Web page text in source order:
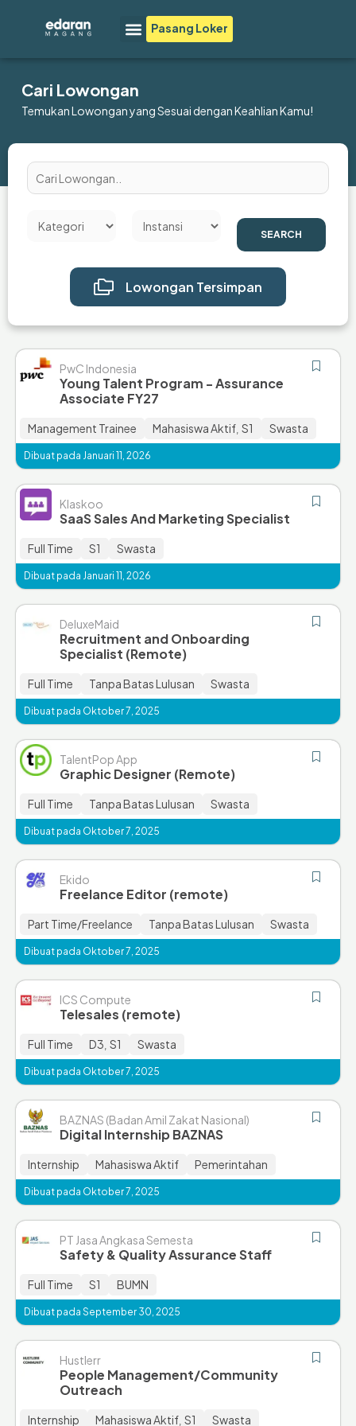
Menu
Pasang Loker
Cari Lowongan
Temukan Lowongan yang Sesuai dengan Keahlian Kamu!
SEARCH
Lowongan Tersimpan
PwC Indonesia
Young Talent Program - Assurance
Associate FY27
Management Trainee Mahasiswa Aktif S1 Swasta
Dibuat pada Januari 11, 2026
Klaskoo
SaaS Sales And Marketing Specialist
Full Time S1 Swasta
Dibuat pada Januari 11, 2026
DeluxeMaid
Recruitment and Onboarding
Specialist (Remote)
Full Time Tanpa Batas Lulusan Swasta
Dibuat pada Oktober 7, 2025
TalentPop App
Graphic Designer (Remote)
Full Time Tanpa Batas Lulusan Swasta
Dibuat pada Oktober 7, 2025
Ekido
Freelance Editor (remote)
Part Time/Freelance Tanpa Batas Lulusan Swasta
Dibuat pada Oktober 7, 2025
ICS Compute
Telesales (remote)
Full Time D3 S1 Swasta
Dibuat pada Oktober 7, 2025
BAZNAS (Badan Amil Zakat Nasional)
Digital Internship BAZNAS
Internship Mahasiswa Aktif Pemerintahan
Dibuat pada Oktober 7, 2025
PT Jasa Angkasa Semesta
Safety & Quality Assurance Staff
Full Time S1 BUMN
Dibuat pada September 30, 2025
Hustlerr
People Management/Community
Outreach
Internship Mahasiswa Aktif S1 Swasta